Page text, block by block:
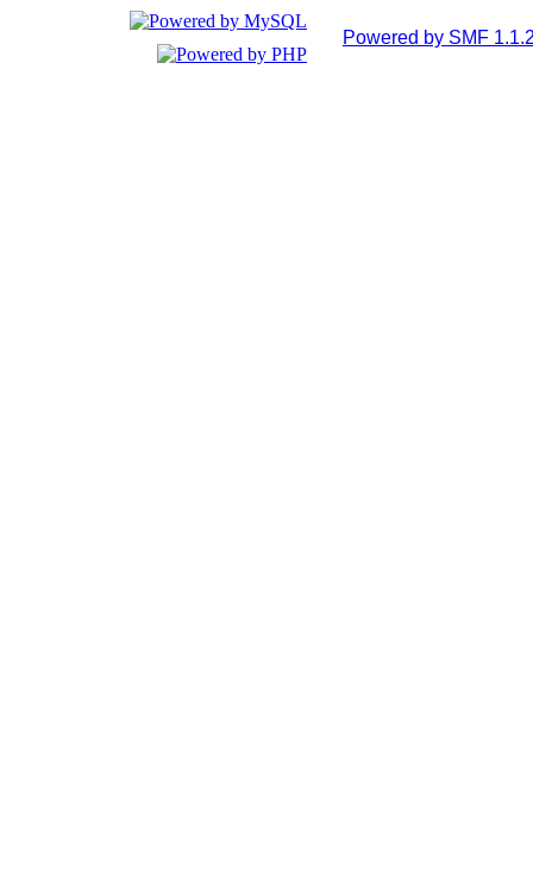
Powered by SMF